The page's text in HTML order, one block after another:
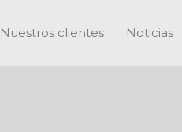
Nuestros clientes Noticias